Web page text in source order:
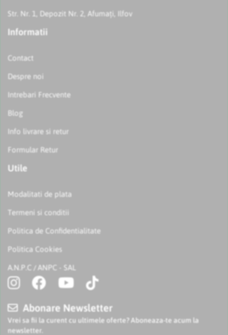
Str. Nr. 1, Depozit Nr. 2, Afumați, Ilfov
Informatii
Contact
Despre noi
Intrebari Frecvente
Blog
Info livrare si retur
Formular Retur
Utile
Modalitati de plata
Termeni si conditii
Politica de Confidentialitate
Politica Cookies
A.N.P.C / ANPC - SAL
Abonare Newsletter
Vrei sa fii la curent cu ultimele oferte? Aboneaza-te acum la
newsletter.